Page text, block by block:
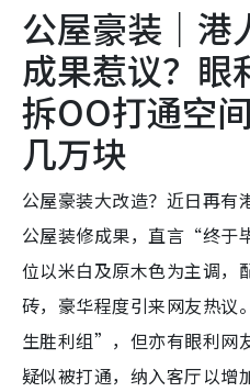
公屋豪装｜
成果惹议？眼
拆OO打通空
几万块
公屋豪装大改造？近日再有
公屋装修成果，直言“终于
位以米白及原木色为主调，
砖，豪华程度引来网友热
生胜利组”，但亦有眼利网
疑似被打通，纳入客厅以增